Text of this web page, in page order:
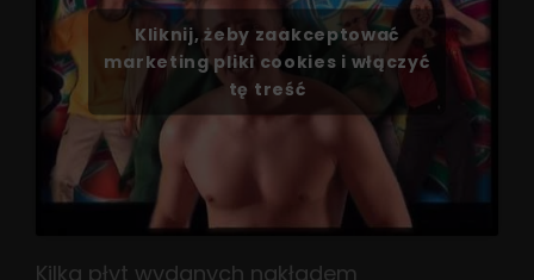
Kliknij, żeby zaakceptować
marketing pliki cookies i włączyć
tę treść
Kilka płyt wydanych nakładem